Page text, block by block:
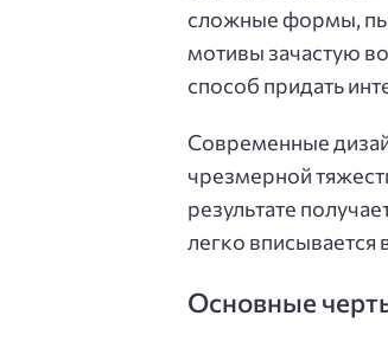
сложные формы,
мотивы зачастую
способ придать
Современные
чрезмерной
результате
легко вписывается
Основные